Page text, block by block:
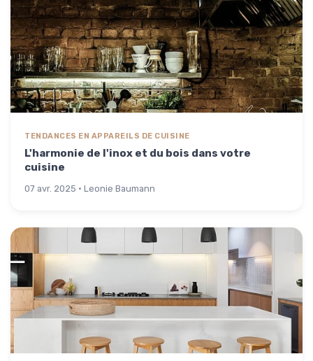
TENDANCES EN APPAREILS DE CUISINE
L'harmonie de l'inox et du bois dans votre
cuisine
07 avr. 2025 · Leonie Baumann